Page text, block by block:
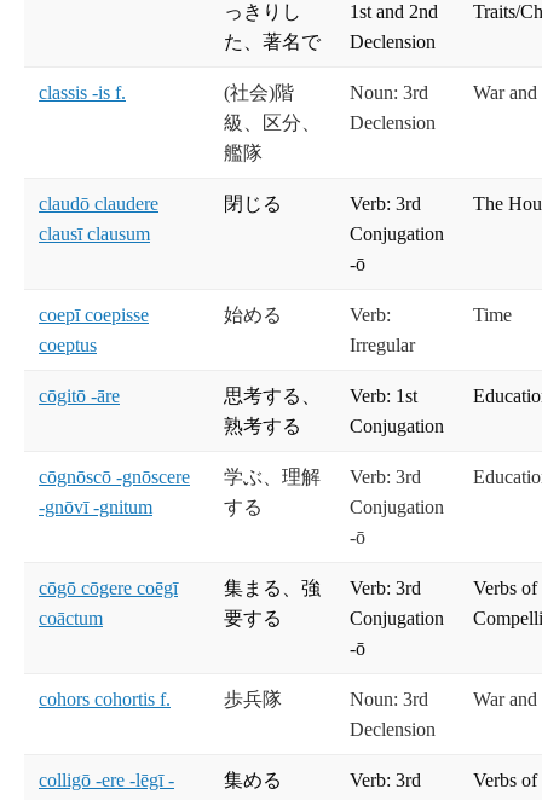
っきりし
た、著名で
1st and 2nd
Declension
Traits/
classis -is f.
(社会)階
級、区分、
艦隊
Noun: 3rd
Declension
War and
claudō claudere
clausī clausum
閉じる
Verb: 3rd
Conjugation
-ō
The
coepī coepisse
coeptus
始める
Verb:
Irregular
Time
cōgitō -āre
思考する、
熟考する
Verb: 1st
Conjugation
cōgnōscō -gnōscere
-gnōvī -gnitum
学ぶ、理解
する
Verb: 3rd
Conjugation
-ō
cōgō cōgere coēgī
coāctum
集まる、強
要する
Verb: 3rd
Conjugation
-ō
Verbs of
cohors cohortis f. 歩兵隊
Noun: 3rd
Declension
War and
colligō -ere -lēgī - 集める Verb: 3rd Verbs of